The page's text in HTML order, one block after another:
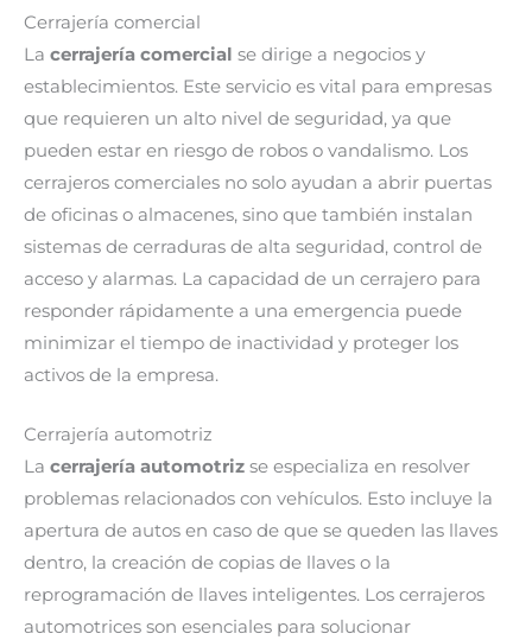
Cerrajería comercial
La cerrajería comercial se dirige a negocios y
establecimientos. Este servicio es vital para empresas
que requieren un alto nivel de seguridad, ya que
pueden estar en riesgo de robos o vandalismo. Los
cerrajeros comerciales no solo ayudan a abrir puertas
de oficinas o almacenes, sino que también instalan
sistemas de cerraduras de alta seguridad, control de
acceso y alarmas. La capacidad de un cerrajero para
responder rápidamente a una emergencia puede
minimizar el tiempo de inactividad y proteger los
activos de la empresa.
Cerrajería automotriz
La cerrajería automotriz se especializa en resolver
problemas relacionados con vehículos. Esto incluye la
apertura de autos en caso de que se queden las llaves
dentro, la creación de copias de llaves o la
reprogramación de llaves inteligentes. Los cerrajeros
automotrices son esenciales para solucionar